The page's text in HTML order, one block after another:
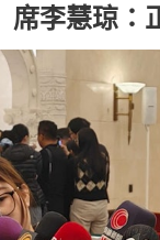
席李慧琼：